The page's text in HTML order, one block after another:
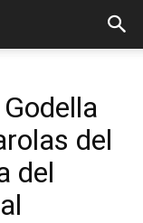
del
del